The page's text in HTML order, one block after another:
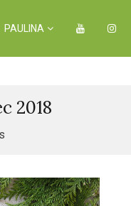
PAULINA
2018